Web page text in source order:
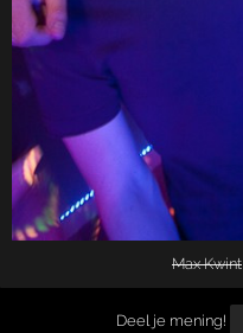
Max Kwint
Deel je mening!